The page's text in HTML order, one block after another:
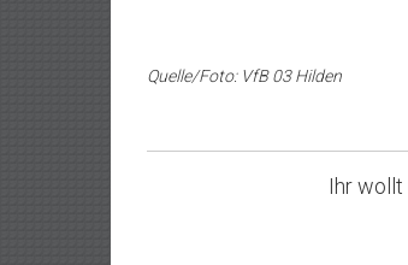
Quelle/Foto: VfB 03 Hilden
Ihr wollt